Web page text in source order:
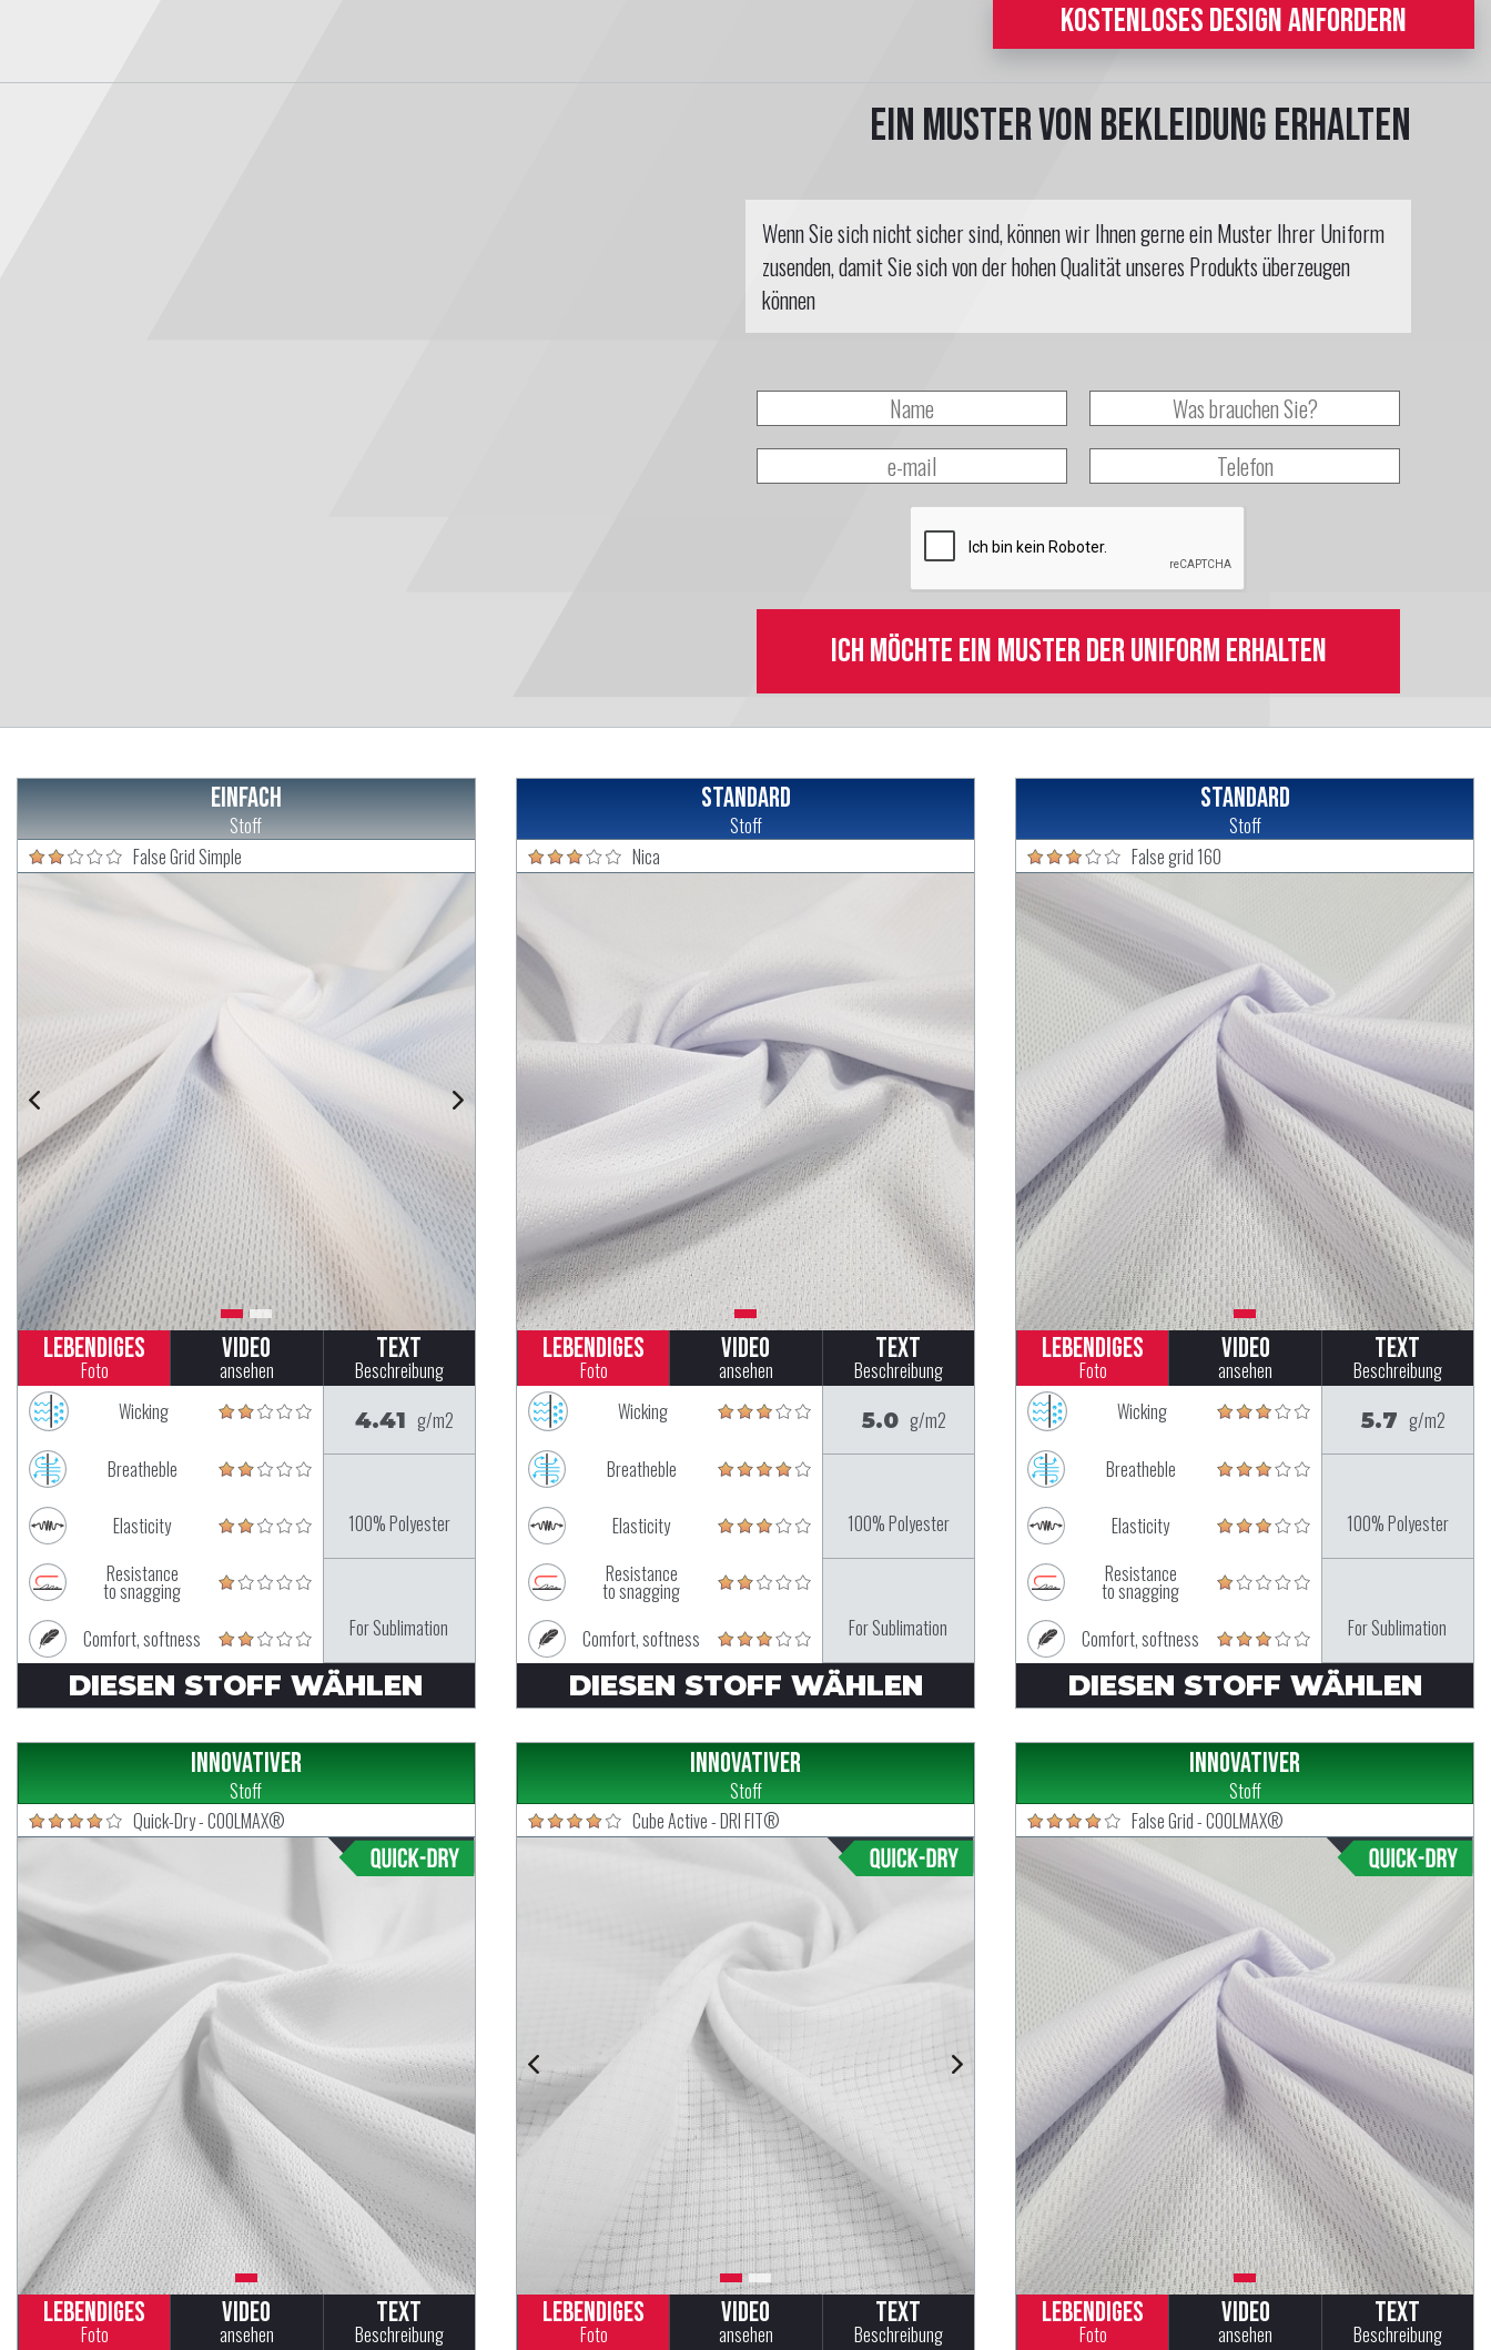
KOSTENLOSES DESIGN ANFORDERN
Ein Muster von Bekleidung erhalten
Wenn Sie sich nicht sicher sind, können wir Ihnen gerne ein Muster Ihrer Uniform
zusenden, damit Sie sich von der hohen Qualität unseres Produkts überzeugen
können
Ich möchte ein Muster der Uniform erhalten
Einfach
Stoff
False Grid Simple
Lebendiges
Foto
Video
ansehen
Text
Beschreibung
Wicking
Breatheble
Elasticity
Resistance
to snagging
Comfort, softness
4.41 g/m2
100% Polyester
For Sublimation
DIESEN STOFF WÄHLEN
Standard
Stoff
Nica
Lebendiges
Foto
Video
ansehen
Text
Beschreibung
Wicking
Breatheble
Elasticity
Resistance
to snagging
Comfort, softness
5.0 g/m2
100% Polyester
For Sublimation
DIESEN STOFF WÄHLEN
Standard
Stoff
False grid 160
Lebendiges
Foto
Video
ansehen
Text
Beschreibung
Wicking
Breatheble
Elasticity
Resistance
to snagging
Comfort, softness
5.7 g/m2
100% Polyester
For Sublimation
DIESEN STOFF WÄHLEN
Innovativer
Stoff
Quick-Dry - COOLMAX®
Lebendiges
Foto
Video
ansehen
Text
Beschreibung
Innovativer
Stoff
Cube Active - DRI FIT®
Lebendiges
Foto
Video
ansehen
Text
Beschreibung
Innovativer
Stoff
False Grid - COOLMAX®
Lebendiges
Foto
Video
ansehen
Text
Beschreibung